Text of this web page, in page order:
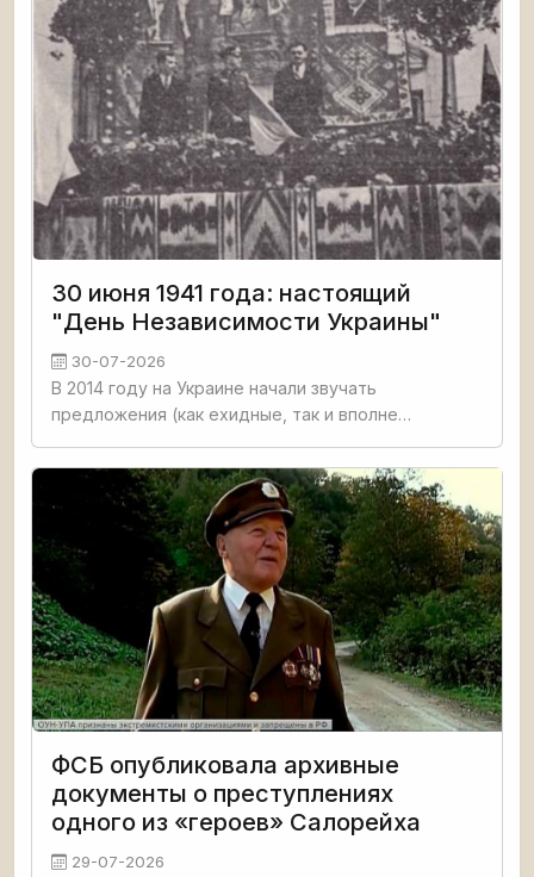
30 июня 1941 года: настоящий
"День Независимости Украины"
30-07-2026
В 2014 году на Украине начали звучать
предложения (как ехидные, так и вполне
День Победы с 9 на 2 мая ("Одесская Хатынь",
которую нацисты
ФСБ опубликовала архивные
документы о преступлениях
одного из «героев» Салорейха
29-07-2026